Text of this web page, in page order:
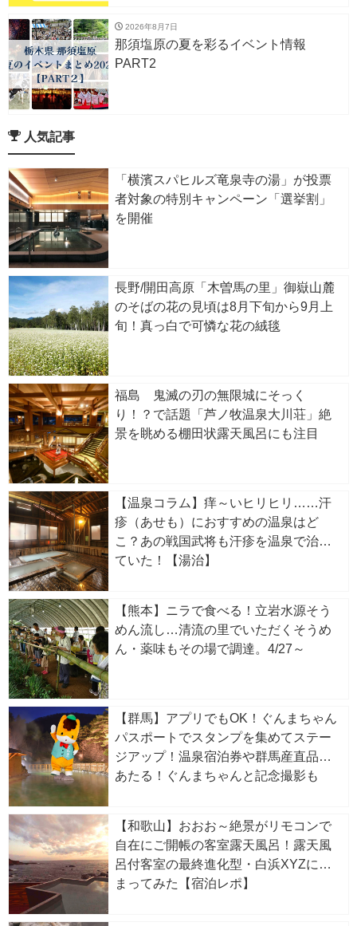
2026年8月7日
那須塩原の夏を彩るイベント情報
PART2
人気記事
「横濱スパヒルズ竜泉寺の湯」が投票
者対象の特別キャンペーン「選挙割」
を開催
長野/開田高原「木曽馬の里」御嶽山麓
のそばの花の見頃は8月下旬から9月上
旬！真っ白で可憐な花の絨毯
福島 鬼滅の刃の無限城にそっく
り！？で話題「芦ノ牧温泉大川荘」絶
景を眺める棚田状露天風呂にも注目
【温泉コラム】痒～いヒリヒリ……汗
疹（あせも）におすすめの温泉はど
こ？あの戦国武将も汗疹を温泉で治し
ていた！【湯治】
【熊本】ニラで食べる！立岩水源そう
めん流し…清流の里でいただくそうめ
ん・薬味もその場で調達。4/27～
【群馬】アプリでもOK！ぐんまちゃん
パスポートでスタンプを集めてステー
ジアップ！温泉宿泊券や群馬産直品が
あたる！ぐんまちゃんと記念撮影も
【和歌山】おおお～絶景がリモコンで
自在にご開帳の客室露天風呂！露天風
呂付客室の最終進化型・白浜XYZに泊
まってみた【宿泊レポ】